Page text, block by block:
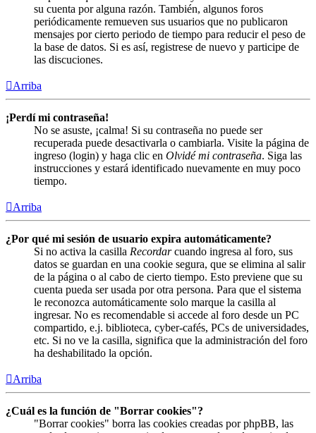
su cuenta por alguna razón. También, algunos foros
periódicamente remueven sus usuarios que no publicaron
mensajes por cierto periodo de tiempo para reducir el peso de
la base de datos. Si es así, registrese de nuevo y participe de
las discuciones.
Arriba
¡Perdí mi contraseña!
No se asuste, ¡calma! Si su contraseña no puede ser
recuperada puede desactivarla o cambiarla. Visite la página de
ingreso (login) y haga clic en Olvidé mi contraseña. Siga las
instrucciones y estará identificado nuevamente en muy poco
tiempo.
Arriba
¿Por qué mi sesión de usuario expira automáticamente?
Si no activa la casilla Recordarcuando ingresa al foro, sus
datos se guardan en una cookie segura, que se elimina al salir
de la página o al cabo de cierto tiempo. Esto previene que su
cuenta pueda ser usada por otra persona. Para que el sistema
le reconozca automáticamente solo marque la casilla al
ingresar. No es recomendable si accede al foro desde un PC
compartido, e.j. biblioteca, cyber-cafés, PCs de universidades,
etc. Si no ve la casilla, significa que la administración del foro
ha deshabilitado la opción.
Arriba
¿Cuál es la función de "Borrar cookies"?
"Borrar cookies" borra las cookies creadas por phpBB, las